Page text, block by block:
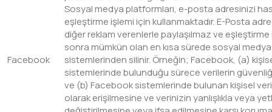
Facebook
Sosyal medya platformları, e-posta adresinizi
eşleştirme işlemi için kullanmaktadır. E-Posta
diğer reklam verenlerle paylaşılmaz ve
sonra mümkün olan en kısa sürede sosyal
sistemlerinden silinir. Örneğin; Facebook, (a)
sistemlerinde bulunduğu sürece verilerin
ve (b) Facebook sistemlerinde bulunan kişisel
olarak erişilmesine ve verinizin yanlışlıkla veya